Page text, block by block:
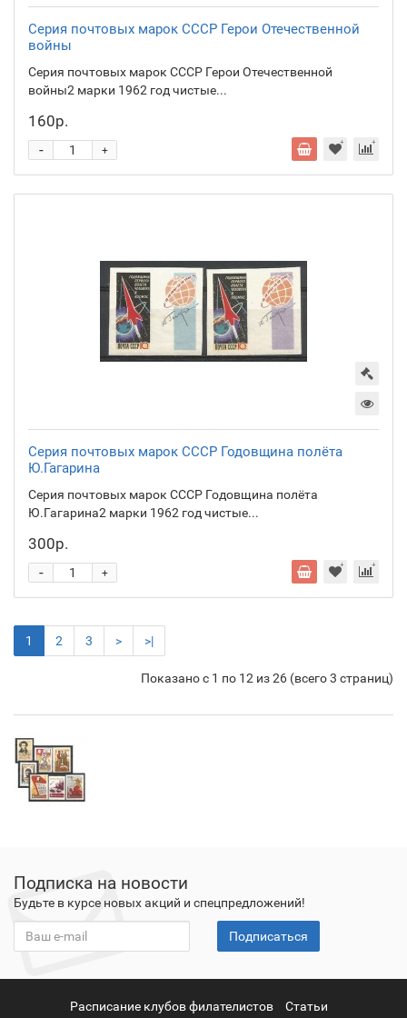
Серия почтовых марок СССР Герои Отечественной
войны
Серия почтовых марок СССР Герои Отечественной
войны2 марки 1962 год чистые...
160р.
+
-
Серия почтовых марок СССР Годовщина полёта
Ю.Гагарина
Серия почтовых марок СССР Годовщина полёта
Ю.Гагарина2 марки 1962 год чистые...
300р.
+
-
1 2 3 > >|
Показано с 1 по 12 из 26 (всего 3 страниц)
Подписка на новости
Будьте в курсе новых акций и спецпредложений!
Подписаться
Расписание клубов филателистов
Статьи